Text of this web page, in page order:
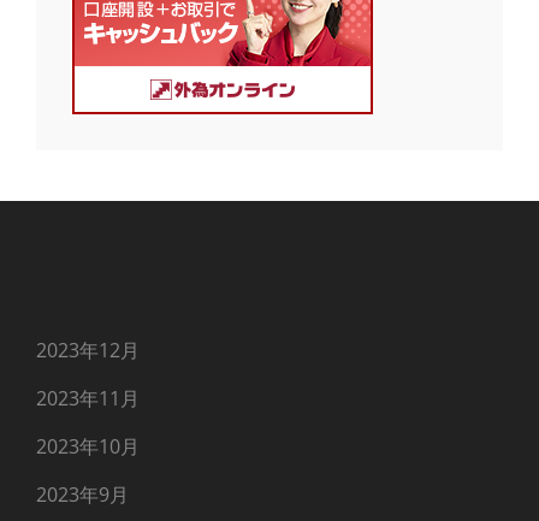
2023年12月
2023年11月
2023年10月
2023年9月